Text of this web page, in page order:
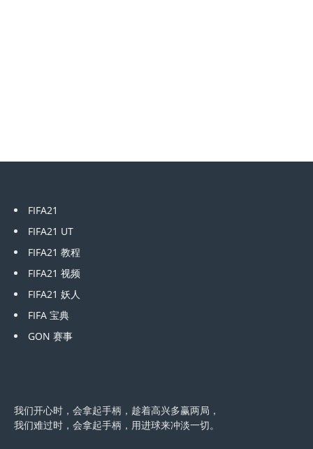
FIFA21
FIFA21 UT
FIFA21 教程
FIFA21 视频
FIFA21 妖人
FIFA 宝典
GON 赛事
我们开心时，会拿起手柄，趁着高兴多赢两局，
我们难过时，会拿起手柄，用进球来冲淡一切。